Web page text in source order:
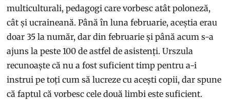
multiculturali, pedagogi care vorbesc atât poloneză,
cât și ucraineană. Până în luna februarie, aceștia erau
doar 35 la număr, dar din februarie și până acum s-a
ajuns la peste 100 de astfel de asistenți. Urszula
recunoaște că nu a fost suficient timp pentru a-i
instrui pe toți cum să lucreze cu acești copii, dar spune
că faptul că vorbesc cele două limbi este suficient.